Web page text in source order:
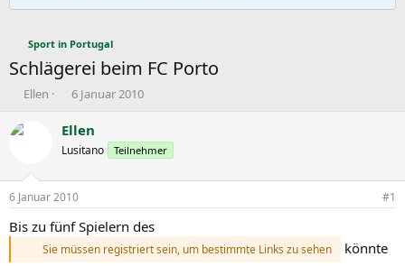
Sport in Portugal
Schlägerei beim FC Porto
E
s
e
r
Ellen
E
s
e
t
a
m
6 Januar 2010
Ellen
Lusitano Teilnehmer
6 Januar 2010 #1
Bis zu fünf Spielern des
Sie müssen registriert sein, um bestimmte Links zu sehen
könnte